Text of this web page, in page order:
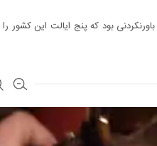
بود که پنج ایالت این کشور